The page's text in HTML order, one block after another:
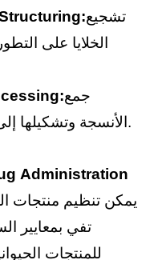
تشجيع
الخلايا على
جمع
الأنسجة وتشكيلها إلى منتجات لحمية مألوفة.
Administration
تفي بمعايير